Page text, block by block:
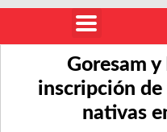
Goresam
inscripción
nativas